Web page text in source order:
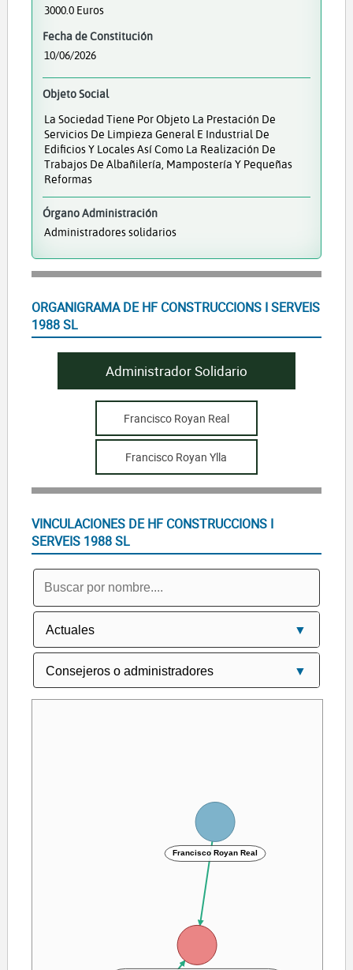
3000.0 Euros
Fecha de Constitución
10/06/2026
Objeto Social
La Sociedad Tiene Por Objeto La Prestación De
Servicios De Limpieza General E Industrial De
Edificios Y Locales Así Como La Realización De
Trabajos De Albañilería, Mampostería Y Pequeñas
Reformas
Órgano Administración
Administradores solidarios
ORGANIGRAMA DE HF CONSTRUCCIONS I SERVEIS
1988 SL
Administrador Solidario
Francisco Royan Real
Francisco Royan Ylla
VINCULACIONES DE HF CONSTRUCCIONS I
SERVEIS 1988 SL
Francisco Royan Real